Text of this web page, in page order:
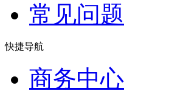
常见问题
快捷导航
商务中心